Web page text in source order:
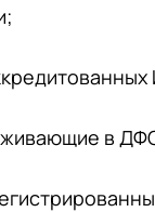
в